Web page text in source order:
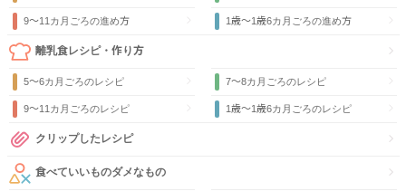
9〜11カ月ごろの進め方 1歳〜1歳6カ月ごろの進め方
離乳食レシピ・作り方
5～6カ月ごろのレシピ 7～8カ月ごろのレシピ
9〜11カ月ごろのレシピ 1歳〜1歳6カ月ごろのレシピ
クリップしたレシピ
食べていいものダメなもの